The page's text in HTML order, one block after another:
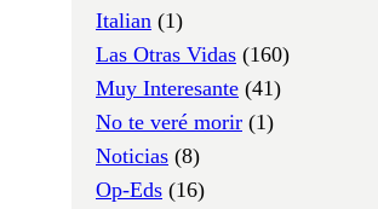
Italian (1)
Las Otras Vidas (160)
Muy Interesante (41)
No te veré morir (1)
Noticias (8)
Op-Eds (16)